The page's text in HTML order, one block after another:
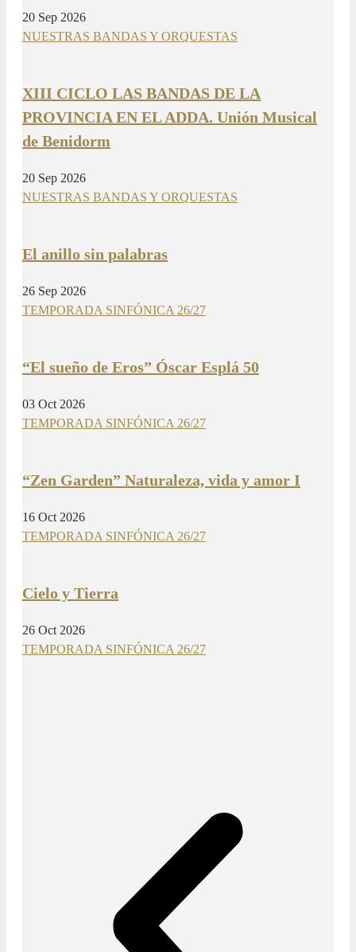
20 Sep 2026
NUESTRAS BANDAS Y ORQUESTAS
XIII CICLO LAS BANDAS DE LA
PROVINCIA EN EL ADDA. Unión Musical
de Benidorm
20 Sep 2026
NUESTRAS BANDAS Y ORQUESTAS
El anillo sin palabras
26 Sep 2026
TEMPORADA SINFÓNICA 26/27
“El sueño de Eros” Óscar Esplá 50
03 Oct 2026
TEMPORADA SINFÓNICA 26/27
“Zen Garden” Naturaleza, vida y amor I
16 Oct 2026
TEMPORADA SINFÓNICA 26/27
Cielo y Tierra
26 Oct 2026
TEMPORADA SINFÓNICA 26/27